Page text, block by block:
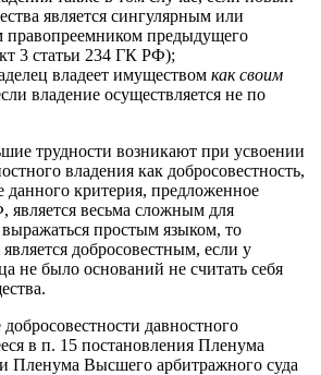
является сингулярным или
правопреемником предыдущего
3 статьи 234 ГК РФ);
владеет имуществом как своим
владение осуществляется не по
трудности возникают при усвоении
владения как добросовестность,
данного критерия, предложенное
весьма сложным для
простым языком, то
добросовестным, если у
не было оснований не считать себя
давностного
в п. 15 постановления Пленума
Пленума Высшего арбитражного суда